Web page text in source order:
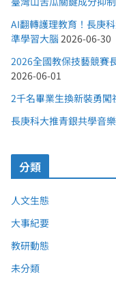
AI翻轉護理教育！長庚
準學習大腦 2026-06-30
2026全國教保技藝競賽
2026-06-01
2千名畢業生換新裝勇
長庚科大推青銀共學音
分類
人文生態
大事紀要
教研動態
未分類